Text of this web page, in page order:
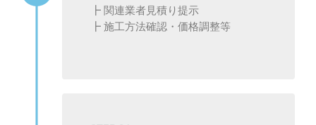
┣ 関連業者見積り提示
┣ 施工方法確認・価格調整等